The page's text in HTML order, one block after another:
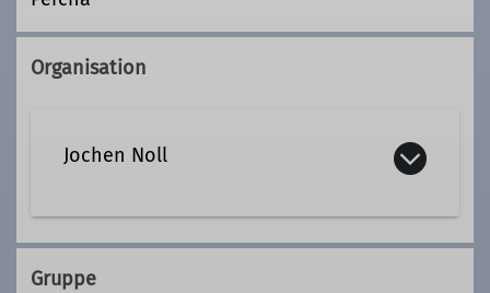
Organisation
Jochen Noll
08105 22522
Gruppe